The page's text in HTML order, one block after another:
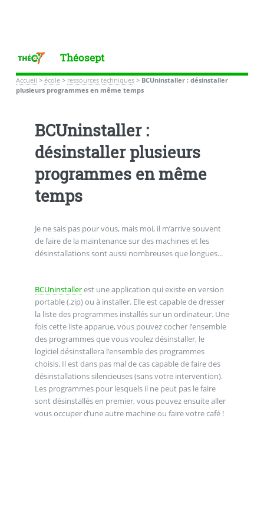
Théosept
Accueil > école> ressources techniques> BCUninstaller : désinstaller
plusieurs programmes en même temps
BCUninstaller :
désinstaller plusieurs
programmes en même
temps
Je ne sais pas pour vous, mais moi, il m’arrive souvent
de faire de la maintenance sur des machines et les
désinstallations sont aussi nombreuses que longues...
BCUninstallerest une application qui existe en version
portable (.zip) ou à installer. Elle est capable de dresser
la liste des programmes installés sur un ordinateur. Une
fois cette liste apparue, vous pouvez cocher l’ensemble
des programmes que vous voulez désinstaller, le
logiciel désinstallera l’ensemble des programmes
choisis. Il est dans pas mal de cas capable de faire des
désinstallations silencieuses (sans votre intervention).
Les programmes pour lesquels il ne peut pas le faire
sont désinstallés en premier, vous pouvez ensuite aller
vous occuper d’une autre machine ou faire votre café !